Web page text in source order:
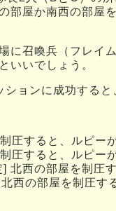
部屋か南西の部屋
に召喚兵（フレイ
いいでしょう。
ョンに成功する
圧すると、ルピー
圧すると、ルピー
北西の部屋を制圧
西の部屋を制圧す